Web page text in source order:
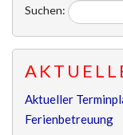
Suchen:
Aktueller
Ferienbetreuung